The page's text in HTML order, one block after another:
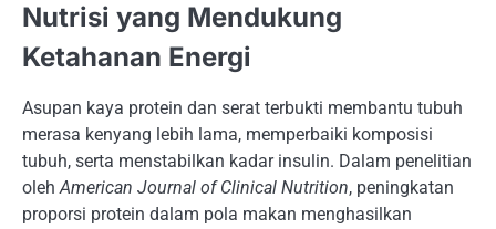
Nutrisi yang Mendukung
Ketahanan Energi
Asupan kaya protein dan serat terbukti membantu tubuh
merasa kenyang lebih lama, memperbaiki komposisi
tubuh, serta menstabilkan kadar insulin. Dalam penelitian
olehAmerican Journal of Clinical Nutrition, peningkatan
proporsi protein dalam pola makan menghasilkan